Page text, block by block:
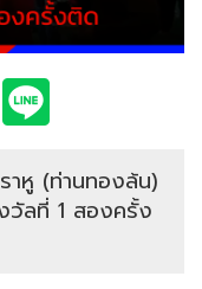
าหู (ท่านทองล้น)
วัลที่ 1 สองครั้ง